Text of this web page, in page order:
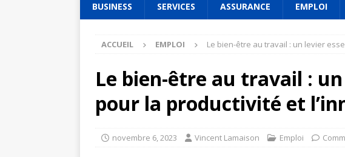
BUSINESS SERVICES ASSURANCE EMPLOI
ACCUEIL EMPLOI Le bien-être au travail : un levier
Le bien-être au travail :
pour la productivité et
novembre 6, 2023 Vincent Lamaison Emploi